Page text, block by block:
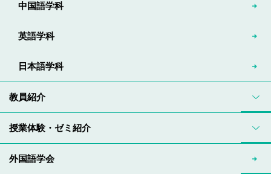
中国語学科
英語学科
日本語学科
教員紹介
授業体験・ゼミ紹介
外国語学会